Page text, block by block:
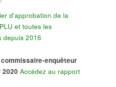
d'approbation de la
et toutes les
depuis 2016
enquêteur
Accédez au rapport